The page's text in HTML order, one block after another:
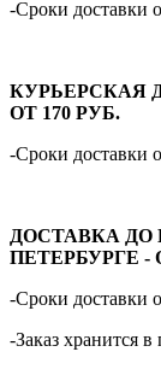
-Сроки доставки
КУРЬЕРСКАЯ
ОТ 170 РУБ.
-Сроки доставки
ДОСТАВКА ДО
ПЕТЕРБУРГЕ -
-Сроки доставки
-Заказ хранится